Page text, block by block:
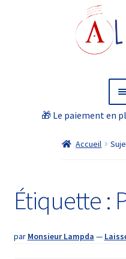
Accueil
LAMPDA Cinéma
🎁 Le paiement en
Accueil
Étiquette :
par Monsieur Lampda —